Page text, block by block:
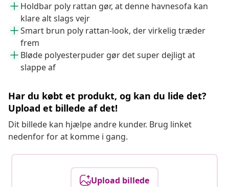
Holdbar poly rattan gør, at denne havnesofa kan
klare alt slags vejr
Smart brun poly rattan-look, der virkelig træder
frem
Bløde polyesterpuder gør det super dejligt at
slappe af
Har du købt et produkt, og kan du lide det?
Upload et billede af det!
Dit billede kan hjælpe andre kunder. Brug linket
nedenfor for at komme i gang.
Upload billede